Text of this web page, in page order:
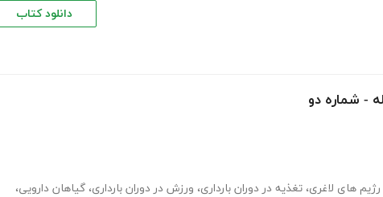
دانلود کتاب
- شماره دو
رژیم های لاغری، تغذیه در دوران بارداری، ورزش در دوران بارداری، گیاهان دارویی،